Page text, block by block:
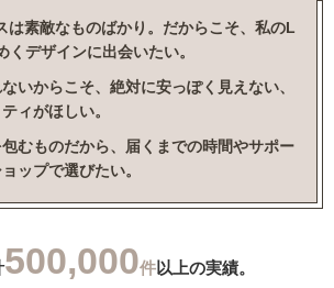
は素敵なものばかり。だからこそ、私のL
デザインに出会いたい。
いからこそ、絶対に安っぽく見えない、
ィがほしい。
包むものだから、届くまでの時間やサポー
ップで選びたい。
500,000件以上の実績。